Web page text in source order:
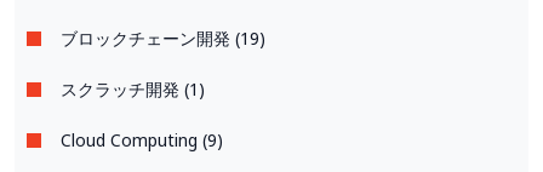
ブロックチェーン開発 (19)
スクラッチ開発 (1)
Cloud Computing (9)